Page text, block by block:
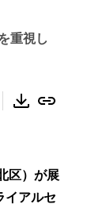
重視し
区）が展
イアルセ